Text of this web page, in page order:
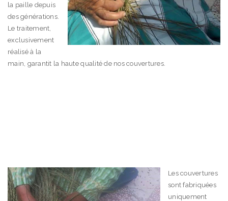
la paille depuis
des générations.
Le traitement,
exclusivement
réalisé à la
main, garantit la haute qualité de nos couvertures.
Les couvertures
sont fabriquées
uniquement